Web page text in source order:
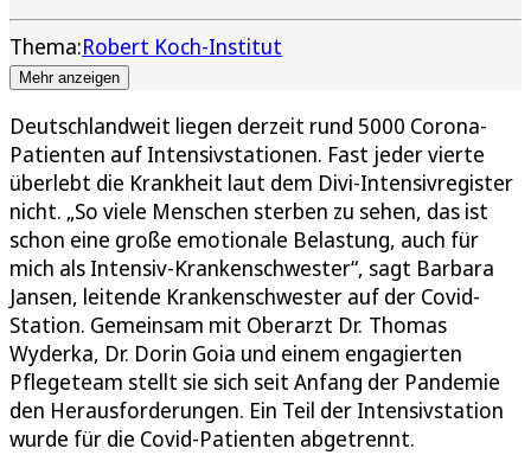
Thema:Robert Koch-Institut
Mehr anzeigen
Deutschlandweit liegen derzeit rund 5000 Corona-
Patienten auf Intensivstationen. Fast jeder vierte
überlebt die Krankheit laut dem Divi-Intensivregister
nicht. „So viele Menschen sterben zu sehen, das ist
schon eine große emotionale Belastung, auch für
mich als Intensiv-Krankenschwester“, sagt Barbara
Jansen, leitende Krankenschwester auf der Covid-
Station. Gemeinsam mit Oberarzt Dr. Thomas
Wyderka, Dr. Dorin Goia und einem engagierten
Pflegeteam stellt sie sich seit Anfang der Pandemie
den Herausforderungen. Ein Teil der Intensivstation
wurde für die Covid-Patienten abgetrennt.